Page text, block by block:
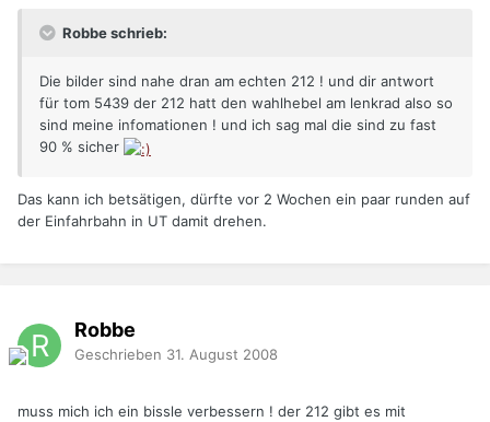
Robbe schrieb:
Die bilder sind nahe dran am echten 212 ! und dir antwort
für tom 5439 der 212 hatt den wahlhebel am lenkrad also so
sind meine infomationen ! und ich sag mal die sind zu fast
90 % sicher
Das kann ich betsätigen, dürfte vor 2 Wochen ein paar runden auf
der Einfahrbahn in UT damit drehen.
Robbe
Geschrieben 31. August 2008
muss mich ich ein bissle verbessern ! der 212 gibt es mit